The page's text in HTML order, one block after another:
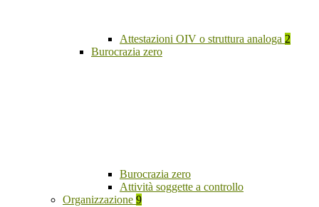
Attestazioni OIV o struttura analoga 2
Burocrazia zero
Burocrazia zero
Attività soggette a controllo
Organizzazione 9